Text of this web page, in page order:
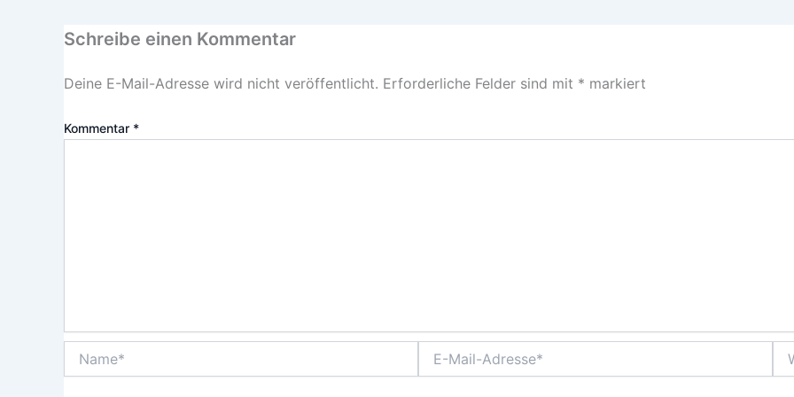
Schreibe einen Kommentar
Deine E-Mail-Adresse wird nicht veröffentlicht. Erforderliche Felder sind mit * markiert
Kommentar *
Mail-